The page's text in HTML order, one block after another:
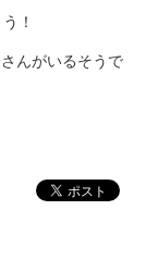
！
んがいるそうで